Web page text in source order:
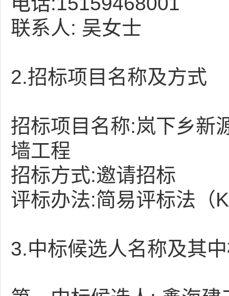
联系人: 吴女士
2.招标项目名称及方式
招标项目名称:岚下乡新
墙工程
招标方式:邀请招标
评标办法:简易评标法（
3.中标候选人名称及其